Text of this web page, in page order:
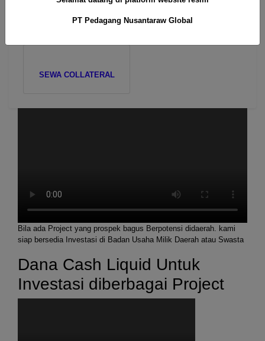
EKSPORT
SEWA COLLATERAL
Bila ada Project yang prospek bagus Berpotensi didaerah. kami
siap bersedia Investasi di Badan Usaha Milik Daerah atau Swasta
Dana Cash Liquid Untuk
Investasi diberbagai Project
PT Pedagang Nusantaraw Global